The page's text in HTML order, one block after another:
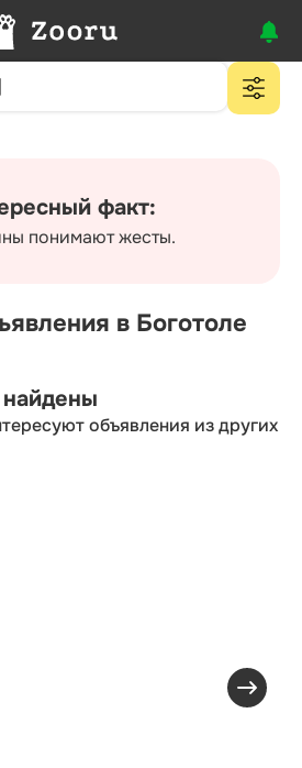
факт:
понимают жесты.
в Боготоле
объявления из других